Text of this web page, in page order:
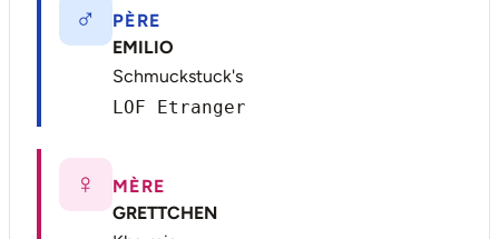
♂
PÈRE
EMILIO
Schmuckstuck's
LOF Etranger
♀
MÈRE
GRETTCHEN